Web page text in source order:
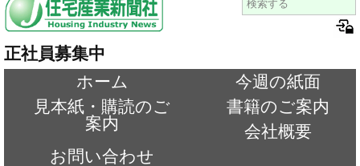
正社員募集中
ホーム
今週の紙面
見本紙・購読のご
案内
書籍のご案内
会社概要
お問い合わせ